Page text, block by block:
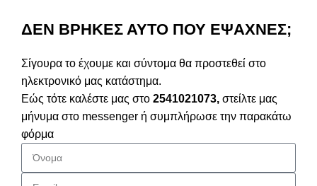
ΔΕΝ ΒΡΗΚΕΣ ΑΥΤΟ ΠΟΥ ΕΨΑΧΝΕΣ;
Σίγουρα το έχουμε και σύντομα θα προστεθεί στο
ηλεκτρονικό μας κατάστημα.
Εώς τότε καλέστε μας στο 2541021073, στείλτε μας
μήνυμα στο messenger ή συμπλήρωσε την παρακάτω
φόρμα